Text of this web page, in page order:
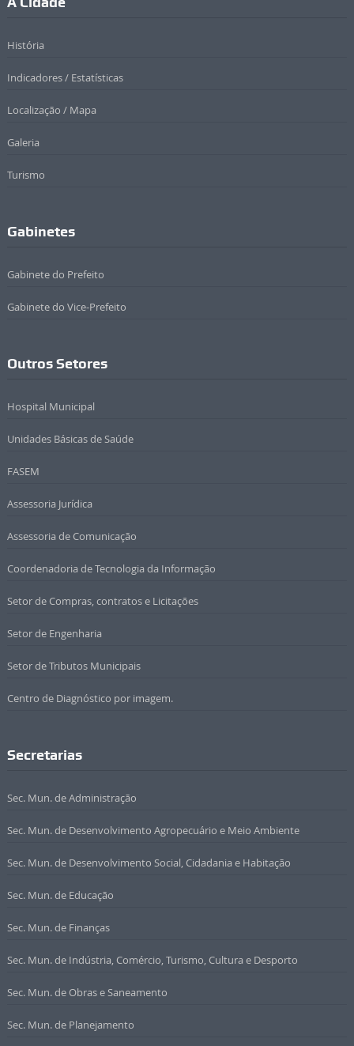
História
Indicadores / Estatísticas
Localização / Mapa
Galeria
Turismo
Gabinetes
Gabinete do Prefeito
Gabinete do Vice-Prefeito
Outros Setores
Hospital Municipal
Unidades Básicas de Saúde
FASEM
Assessoria Jurídica
Assessoria de Comunicação
Coordenadoria de Tecnologia da Informação
Setor de Compras, contratos e Licitações
Setor de Engenharia
Setor de Tributos Municipais
Centro de Diagnóstico por imagem.
Secretarias
Sec. Mun. de Administração
Sec. Mun. de Desenvolvimento Agropecuário e Meio Ambiente
Sec. Mun. de Desenvolvimento Social, Cidadania e Habitação
Sec. Mun. de Educação
Sec. Mun. de Finanças
Sec. Mun. de Indústria, Comércio, Turismo, Cultura e Desporto
Sec. Mun. de Obras e Saneamento
Sec. Mun. de Planejamento